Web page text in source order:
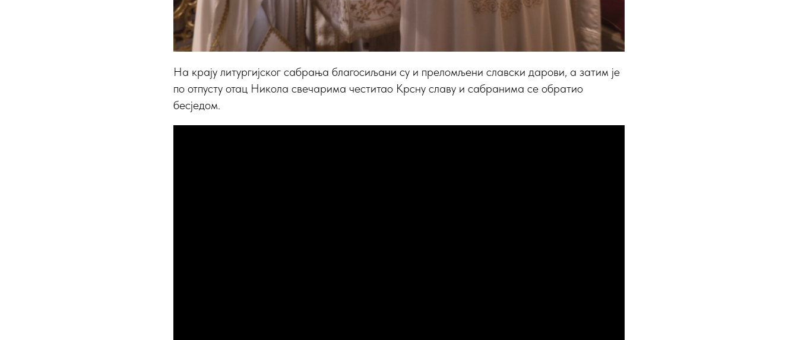
На крају литургијског сабрања благосиљани су и преломљени славски дарови, а затим је
по отпусту отац Никола свечарима честитао Крсну славу и сабранима се обратио
бесједом.